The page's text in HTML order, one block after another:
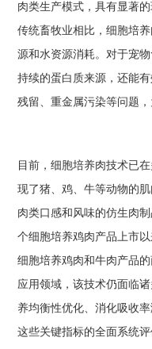
肉类生产模式，具有显著
传统畜牧业相比，细胞培
源和水资源消耗。对于宠
持续的蛋白质来源，还能
残留、重金属污染等问题
目前，细胞培养肉技术已
现了猪、鸡、牛等动物的
肉类口感和风味的仿生肉
个细胞培养鸡肉产品上市
细胞培养鸡肉和牛肉产品
应用领域，该技术仍面临
养均衡性优化、消化吸收
这些关键指标的全面系统